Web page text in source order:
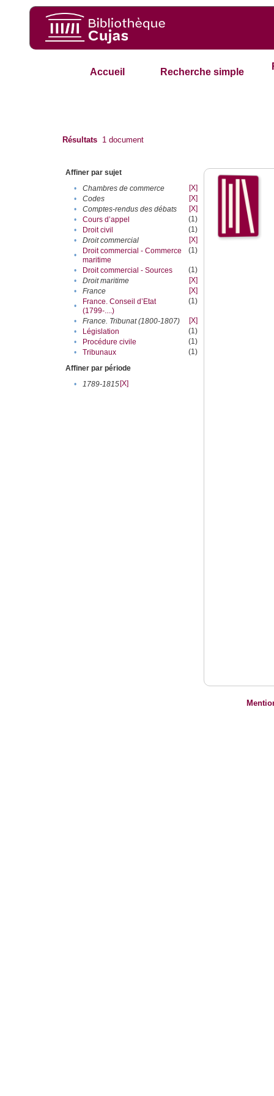
Accueil Recherche simple
Résultats 1 document
Affiner par sujet
•
Chambres de commerce
[X]
•
Codes
[X]
•
Comptes-rendus des débats
[X]
•
Cours d’appel
(1)
•
Droit civil
(1)
•
Droit commercial
[X]
•
Droit commercial - Commerce
maritime
(1)
• Droit commercial - Sources
(1)
•
Droit maritime
[X]
•
France
[X]
•
France. Conseil d’Etat
(1799-....)
(1)
• France. Tribunat (1800-1807)
[X]
•
Législation
(1)
•
Procédure civile
(1)
•
Tribunaux
(1)
Affiner par période
•
1789-1815[X]